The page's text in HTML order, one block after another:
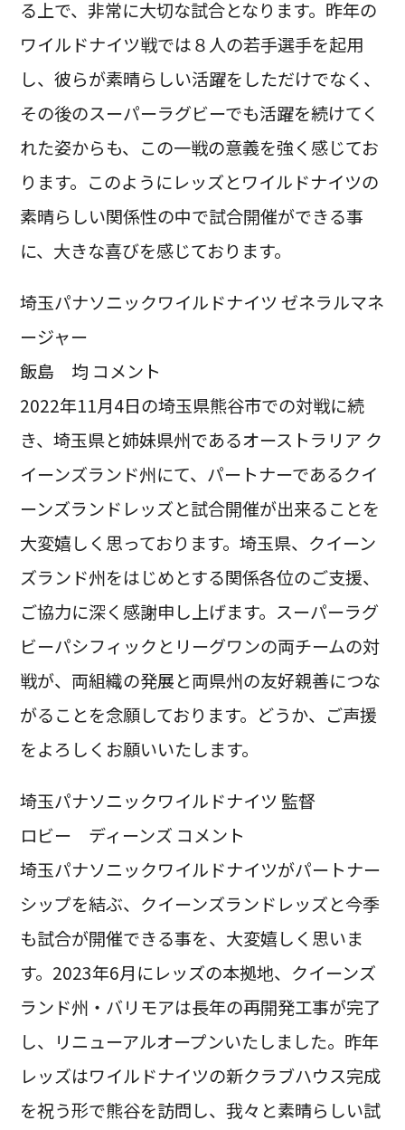
る上で、非常に大切な試合となります。昨年の
ワイルドナイツ戦では８人の若手選手を起用
し、彼らが素晴らしい活躍をしただけでなく、
その後のスーパーラグビーでも活躍を続けてく
れた姿からも、この一戦の意義を強く感じてお
ります。このようにレッズとワイルドナイツの
素晴らしい関係性の中で試合開催ができる事
に、大きな喜びを感じております。
埼玉パナソニックワイルドナイツ ゼネラルマネ
ージャー
飯島 均 コメント
2022年11月4日の埼玉県熊谷市での対戦に続
き、埼玉県と姉妹県州であるオーストラリア ク
イーンズランド州にて、パートナーであるクイ
ーンズランドレッズと試合開催が出来ることを
大変嬉しく思っております。埼玉県、クイーン
ズランド州をはじめとする関係各位のご支援、
ご協力に深く感謝申し上げます。スーパーラグ
ビーパシフィックとリーグワンの両チームの対
戦が、両組織の発展と両県州の友好親善につな
がることを念願しております。どうか、ご声援
をよろしくお願いいたします。
埼玉パナソニックワイルドナイツ 監督
ロビー ディーンズ コメント
埼玉パナソニックワイルドナイツがパートナー
シップを結ぶ、クイーンズランドレッズと今季
も試合が開催できる事を、大変嬉しく思いま
す。2023年6月にレッズの本拠地、クイーンズ
ランド州・バリモアは長年の再開発工事が完了
し、リニューアルオープンいたしました。昨年
レッズはワイルドナイツの新クラブハウス完成
を祝う形で熊谷を訪問し、我々と素晴らしい試